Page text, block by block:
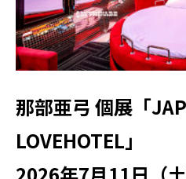
那部亜弓 個展「
LOVEHOTEL」